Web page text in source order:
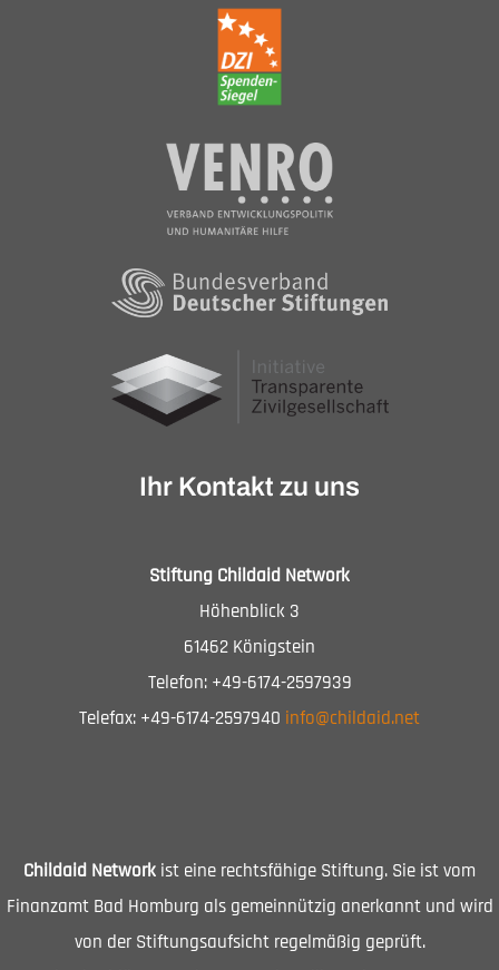
Ihr Kontakt zu uns
Stiftung Childaid Network
Höhenblick 3
61462 Königstein
Telefon: +49-6174-2597939
Telefax: +49-6174-2597940 info@childaid.net
Childaid Network ist eine rechtsfähige Stiftung. Sie ist vom
Finanzamt Bad Homburg als gemeinnützig anerkannt und wird
von der Stiftungsaufsicht regelmäßig geprüft.